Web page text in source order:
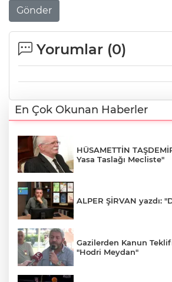
Gönder
Yorumlar (0)
En Çok Okunan Haberler
HÜSAMETTİN
Yasa Taslağı Mecliste"
ALPER ŞİRVAN yazdı:
Gazilerden Kanun
"Hodri Meydan"